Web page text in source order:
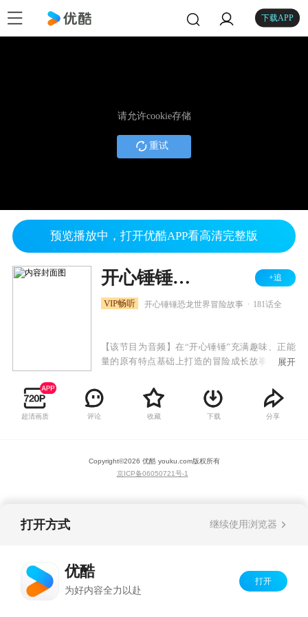
下载APP
请允许cookie存储
重试
预览播放中，打开优酷APP看高清完整版
开心锤锤时光笔记之恐龙篇 +追
VIP畅听 开心锤锤恐龙世界冒险故事 181话全
【该节目为音频】在“开心锤锤”充满趣味、正能
量的原有特点基础上打造的冒险成长故事。小朋
了解史前知识的同时，见证恐龙们独特个性，一
步步解开时光笔记的秘密，体验一场场精彩绝伦
的探险故事。不断丰富精神世界，助力个人成长
展开
超清画质 评论 收藏 下载 分享
Copyright©2026 优酷 youku.com版权所有
京ICP备06050721号-1
打开方式 继续使用浏览器
优酷
为好内容全力以赴
打开